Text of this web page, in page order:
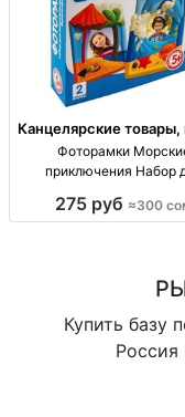
Канцелярские товары,
учебники
Фоторамки Морские
приключения Набор
275 руб ≈300
Купить базу
Россия